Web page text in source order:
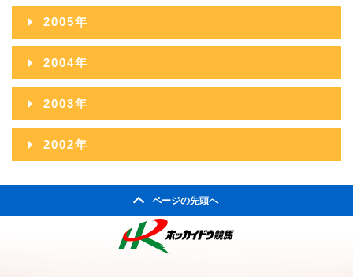
2013年03月
2013年02月
2013年01月
2012年03月
2012年02月
2012年01月
2011年06月
2011年05月
2011年03月
2011年02月
2010年07月
2010年06月
2010年05月
2010年03月
2009年08月
2009年07月
2009年06月
2009年05月
2009年03月
2008年09月
2008年08月
2008年07月
2008年06月
2008年05月
2007年11月
2007年10月
2007年09月
2007年08月
2007年07月
2006年12月
2006年11月
2006年10月
2006年09月
2006年08月
2005年
2005年12月
2005年11月
2005年10月
2005年09月
2005年08月
2005年07月
2004年
2004年12月
2004年11月
2004年10月
2003年
2003年12月
2002年
ページの先頭へ